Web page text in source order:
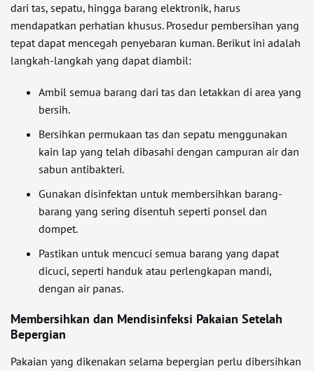
dari tas, sepatu, hingga barang elektronik, harus
mendapatkan perhatian khusus. Prosedur pembersihan yang
tepat dapat mencegah penyebaran kuman. Berikut ini adalah
langkah-langkah yang dapat diambil:
Ambil semua barang dari tas dan letakkan di area yang
bersih.
Bersihkan permukaan tas dan sepatu menggunakan
kain lap yang telah dibasahi dengan campuran air dan
sabun antibakteri.
Gunakan disinfektan untuk membersihkan barang-
barang yang sering disentuh seperti ponsel dan
dompet.
Pastikan untuk mencuci semua barang yang dapat
dicuci, seperti handuk atau perlengkapan mandi,
dengan air panas.
Membersihkan dan Mendisinfeksi Pakaian Setelah
Bepergian
Pakaian yang dikenakan selama bepergian perlu dibersihkan